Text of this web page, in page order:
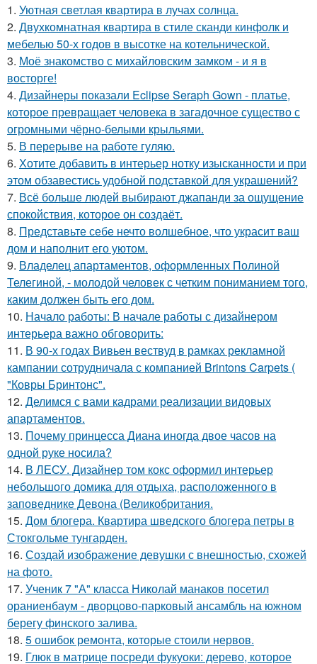
1. Уютная светлая квартира в лучах солнца.
2. Двухкомнатная квартира в стиле сканди кинфолк и
мебелью 50-х годов в высотке на котельнической.
3. Моё знакомство с михайловским замком - и я в
восторге!
4. Дизайнеры показали Eclipse Seraph Gown - платье,
которое превращает человека в загадочное существо с
огромными чёрно-белыми крыльями.
5. В перерыве на работе гуляю.
6. Хотите добавить в интерьер нотку изысканности и при
этом обзавестись удобной подставкой для украшений?
7. Всё больше людей выбирают джапанди за ощущение
спокойствия, которое он создаёт.
8. Представьте себе нечто волшебное, что украсит ваш
дом и наполнит его уютом.
9. Владелец апартаментов, оформленных Полиной
Телегиной, - молодой человек с четким пониманием того,
каким должен быть его дом.
10. Начало работы: В начале работы с дизайнером
интерьера важно обговорить:
11. В 90-х годах Вивьен вествуд в рамках рекламной
кампании сотрудничала с компанией Brintons Carpets (
"Ковры Бринтонс".
12. Делимся с вами кадрами реализации видовых
апартаментов.
13. Почему принцесса Диана иногда двое часов на
одной руке носила?
14. В ЛЕСУ. Дизайнер том кокс оформил интерьер
небольшого домика для отдыха, расположенного в
заповеднике Девона (Великобритания.
15. Дом блогера. Квартира шведского блогера петры в
Стокгольме тунгарден.
16. Создай изображение девушки с внешностью, схожей
на фото.
17. Ученик 7 "А" класса Николай манаков посетил
ораниенбаум - дворцово-парковый ансамбль на южном
берегу финского залива.
18. 5 ошибок ремонта, которые стоили нервов.
19. Глюк в матрице посреди фукуоки: дерево, которое